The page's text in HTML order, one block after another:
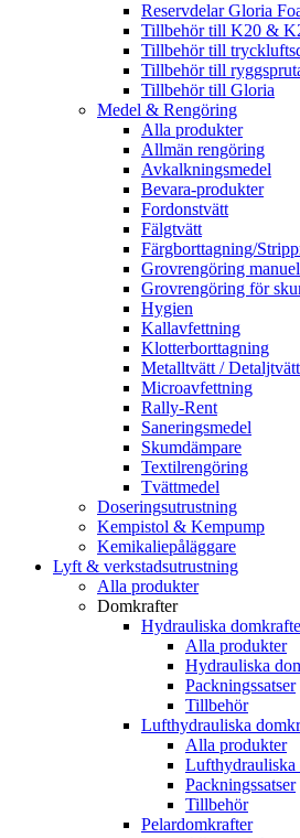
Reservdelar Gloria
Tillbehör till K20 &
Tillbehör till
Tillbehör till
Tillbehör till Gloria
Medel & Rengöring
Alla produkter
Allmän rengöring
Avkalkningsmedel
Bevara-produkter
Fordonstvätt
Fälgtvätt
Färgborttagning/
Grovrengöring
Grovrengöring för
Hygien
Kallavfettning
Klotterborttagning
Metalltvätt / Detaljtvätt
Microavfettning
Rally-Rent
Saneringsmedel
Skumdämpare
Textilrengöring
Tvättmedel
Doseringsutrustning
Kempistol & Kempump
Kemikaliepåläggare
Lyft & verkstadsutrustning
Alla produkter
Domkrafter
Hydrauliska
Alla produkter
Hydrauliska
Packningssatser
Tillbehör
Lufthydrauliska
Alla produkter
Lufthydrauliska
Packningssatser
Tillbehör
Pelardomkrafter